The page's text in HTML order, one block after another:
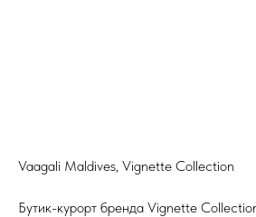
Vaagali Maldives, Vignette Collection
Бутик-курорт бренда Vignette